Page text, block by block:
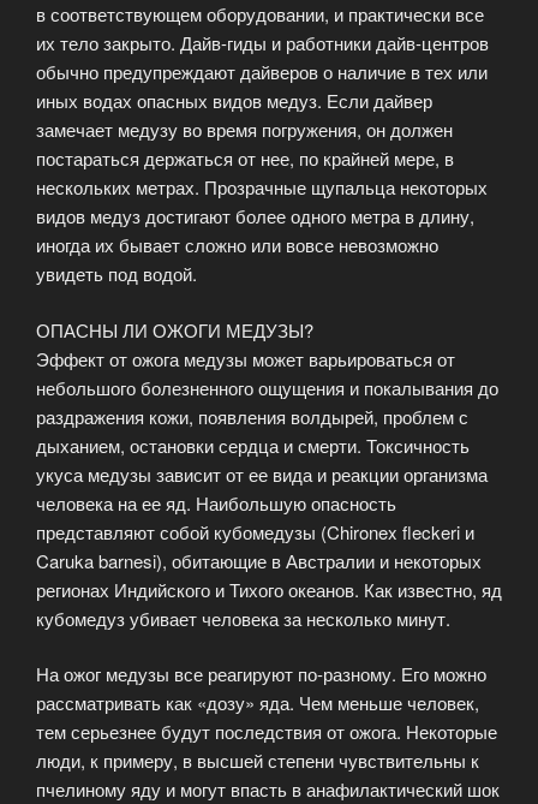
в соответствующем оборудовании, и практически все
их тело закрыто. Дайв-гиды и работники дайв-центров
обычно предупреждают дайверов о наличие в тех или
иных водах опасных видов медуз. Если дайвер
замечает медузу во время погружения, он должен
постараться держаться от нее, по крайней мере, в
нескольких метрах. Прозрачные щупальца некоторых
видов медуз достигают более одного метра в длину,
иногда их бывает сложно или вовсе невозможно
увидеть под водой.
ОПАСНЫ ЛИ ОЖОГИ МЕДУЗЫ?
Эффект от ожога медузы может варьироваться от
небольшого болезненного ощущения и покалывания до
раздражения кожи, появления волдырей, проблем с
дыханием, остановки сердца и смерти. Токсичность
укуса медузы зависит от ее вида и реакции организма
человека на ее яд. Наибольшую опасность
представляют собой кубомедузы (Chironex fleckeri и
Caruka barnesi), обитающие в Австралии и некоторых
регионах Индийского и Тихого океанов. Как известно, яд
кубомедуз убивает человека за несколько минут.
На ожог медузы все реагируют по-разному. Его можно
рассматривать как «дозу» яда. Чем меньше человек,
тем серьезнее будут последствия от ожога. Некоторые
люди, к примеру, в высшей степени чувствительны к
пчелиному яду и могут впасть в анафилактический шок